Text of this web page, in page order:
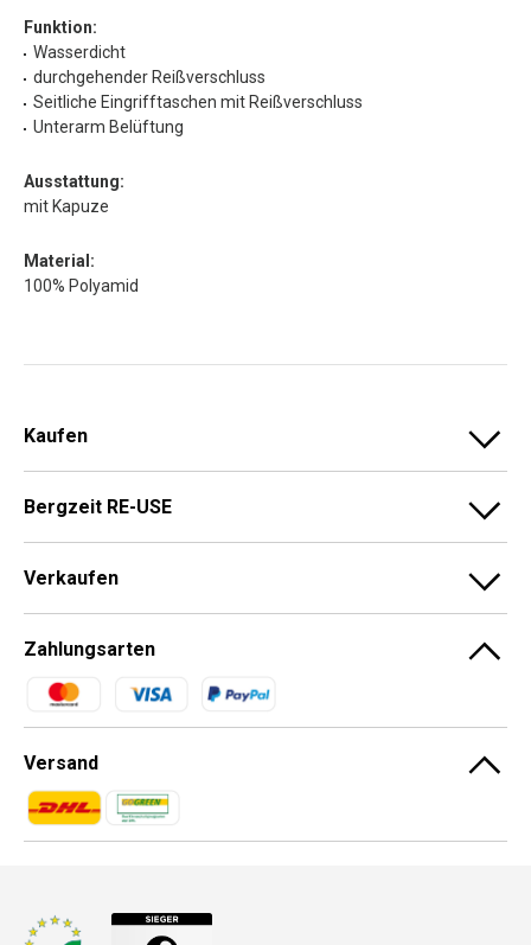
Funktion:
Wasserdicht
durchgehender Reißverschluss
Seitliche Eingrifftaschen mit Reißverschluss
Unterarm Belüftung
Ausstattung:
mit Kapuze
Material:
100% Polyamid
Kaufen
Bergzeit RE-USE
Verkaufen
Zahlungsarten
Zahlungsmethoden
Versand
Zahlungsmethoden
Zahlungsmethoden